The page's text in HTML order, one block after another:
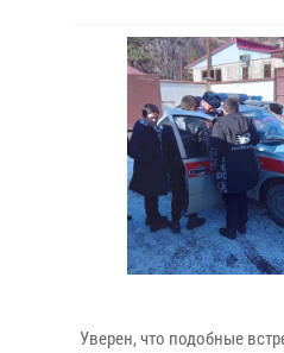
Уверен, что подобные